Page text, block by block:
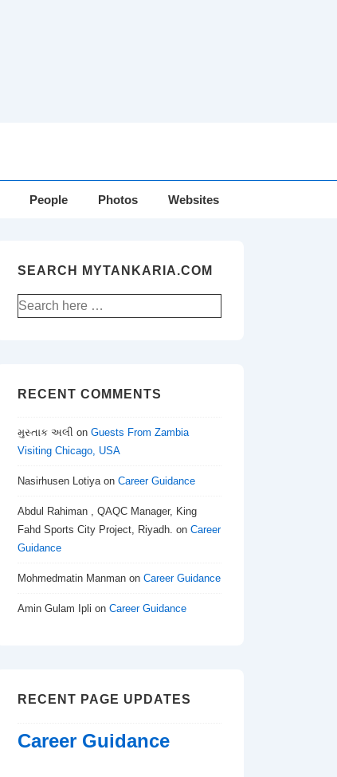
People Photos Websites
SEARCH MYTANKARIA.COM
Search
for:
RECENT COMMENTS
મુસ્તાક અલી on Guests From Zambia
Visiting Chicago, USA
Nasirhusen Lotiyaon Career Guidance
Abdul Rahiman , QAQC Manager, King
Fahd Sports City Project, Riyadh. on Career
Guidance
Mohmedmatin Manman on Career Guidance
Amin Gulam Ipli on Career Guidance
RECENT PAGE UPDATES
Career Guidance